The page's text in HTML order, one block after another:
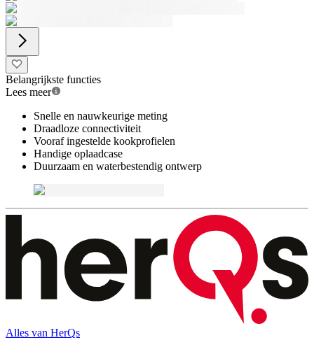
Belangrijkste functies
Lees meer
Snelle en nauwkeurige meting
Draadloze connectiviteit
Vooraf ingestelde kookprofielen
Handige oplaadcase
Duurzaam en waterbestendig ontwerp
Alles van HerQs